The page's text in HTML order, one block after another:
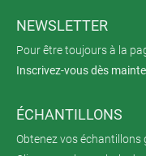
NEWSLETTER
Pour être toujours à la
Inscrivez-vous dès
ÉCHANTILLONS
Obtenez vos échantillons